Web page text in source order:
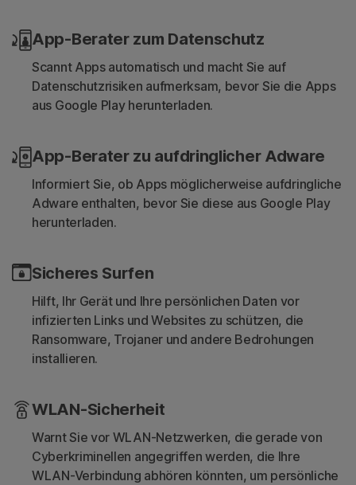
App-Berater zum Datenschutz
Scannt Apps automatisch und macht Sie auf
Datenschutzrisiken aufmerksam, bevor Sie die Apps
aus Google Play herunterladen.
App-Berater zu aufdringlicher Adware
Informiert Sie, ob Apps möglicherweise aufdringliche
Adware enthalten, bevor Sie diese aus Google Play
herunterladen.
Sicheres Surfen
Hilft, Ihr Gerät und Ihre persönlichen Daten vor
infizierten Links und Websites zu schützen, die
Ransomware, Trojaner und andere Bedrohungen
installieren.
WLAN-Sicherheit
Warnt Sie vor WLAN-Netzwerken, die gerade von
Cyberkriminellen angegriffen werden, die Ihre
WLAN-Verbindung abhören könnten, um persönliche